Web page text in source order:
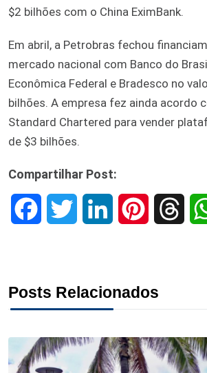
$2 bilhões com o China EximBank.
Em abril, a Petrobras fechou
mercado nacional com Banco do
Econômica Federal e Bradesco no
bilhões. A empresa fez ainda acordo
Standard Chartered para vender
de $3 bilhões.
Compartilhar Post:
e
o
t k
d
t
d
Posts Relacionados